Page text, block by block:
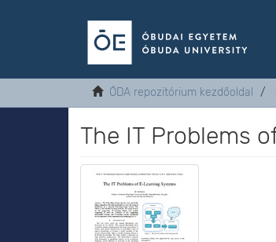
ÓDA repozitórium kezdőoldal
The IT Problems